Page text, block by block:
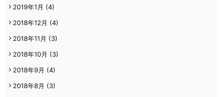
2019年1月 (4)
2018年12月 (4)
2018年11月 (3)
2018年10月 (3)
2018年9月 (4)
2018年8月 (3)